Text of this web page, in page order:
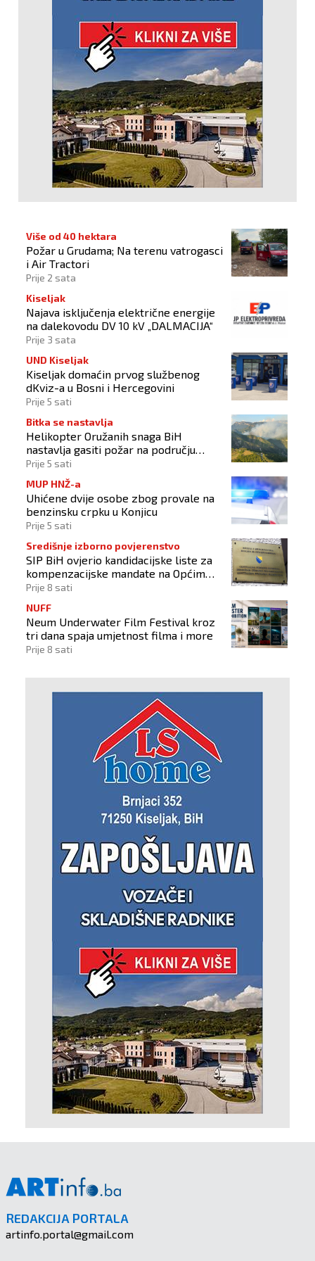
Više od 40 hektara
Požar u Grudama; Na terenu vatrogasci
i Air Tractori
Prije 2 sata
Kiseljak
Najava isključenja električne energije
na dalekovodu DV 10 kV „DALMACIJA“
Prije 3 sata
UND Kiseljak
Kiseljak domaćin prvog službenog
dKviz-a u Bosni i Hercegovini
Prije 5 sati
Bitka se nastavlja
Helikopter Oružanih snaga BiH
nastavlja gasiti požar na području
Konjica
Prije 5 sati
MUP HNŽ-a
Uhićene dvije osobe zbog provale na
benzinsku crpku u Konjicu
Prije 5 sati
Središnje izborno povjerenstvo
SIP BiH ovjerio kandidacijske liste za
kompenzacijske mandate na Općim
izborima 2026
Prije 8 sati
NUFF
Neum Underwater Film Festival kroz
tri dana spaja umjetnost filma i more
Prije 8 sati
REDAKCIJA PORTALA
artinfo.portal@gmail.com